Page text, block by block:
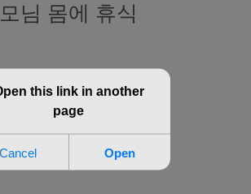
모님 몸에 휴식